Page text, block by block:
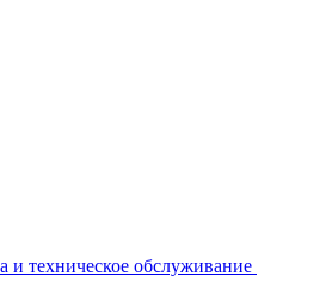
и техническое обслуживание